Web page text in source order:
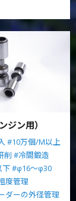
ジン用）
#10万個/M以上
削 #冷間鍛造
下#φ16～φ30
度管理
ダーの外径管理